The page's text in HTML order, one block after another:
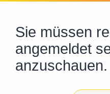
Sie müssen
angemeldet
anzuschauen.